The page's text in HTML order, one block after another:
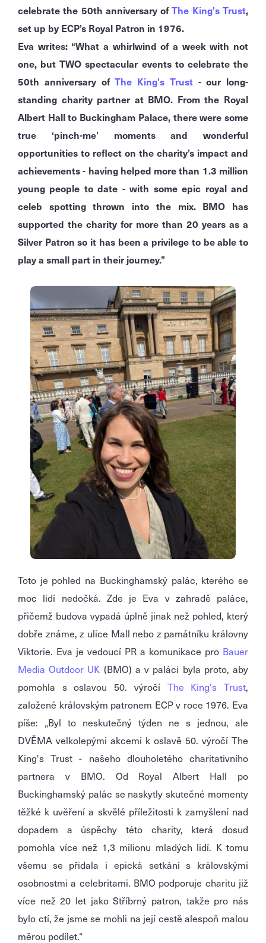
celebrate the 50th anniversary ofThe King's Trust,
set up by ECP’s Royal Patron in 1976.
Eva writes: “What a whirlwind of a week with not
one, but TWO spectacular events to celebrate the
50th anniversary ofThe King's Trust- our long-
standing charity partner at BMO. From the Royal
Albert Hall to Buckingham Palace, there were some
true ‘pinch-me’ moments and wonderful
opportunities to reflect on the charity’s impact and
achievements - having helped more than 1.3 million
young people to date - with some epic royal and
celeb spotting thrown into the mix. BMO has
supported the charity for more than 20 years as a
Silver Patron so it has been a privilege to be able to
play a small part in their journey.”
Toto je pohled na Buckinghamský palác, kterého se
moc lidí nedočká. Zde je Eva v zahradě paláce,
přičemž budova vypadá úplně jinak než pohled, který
dobře známe, z ulice Mall nebo z památníku královny
Viktorie. Eva je vedoucí PR a komunikace pro Bauer
Media Outdoor UK (BMO) a v paláci byla proto, aby
pomohla s oslavou 50. výročí The King's Trust,
založené královským patronem ECP v roce 1976. Eva
píše: „Byl to neskutečný týden ne s jednou, ale
DVĚMA velkolepými akcemi k oslavě 50. výročí The
King's Trust - našeho dlouholetého charitativního
partnera v BMO. Od Royal Albert Hall po
Buckinghamský palác se naskytly skutečné momenty
těžké k uvěření a skvělé příležitosti k zamyšlení nad
dopadem a úspěchy této charity, která dosud
pomohla více než 1,3 milionu mladých lidí. K tomu
všemu se přidala i epická setkání s královskými
osobnostmi a celebritami. BMO podporuje charitu již
více než 20 let jako Stříbrný patron, takže pro nás
bylo ctí, že jsme se mohli na její cestě alespoň malou
měrou podílet.“